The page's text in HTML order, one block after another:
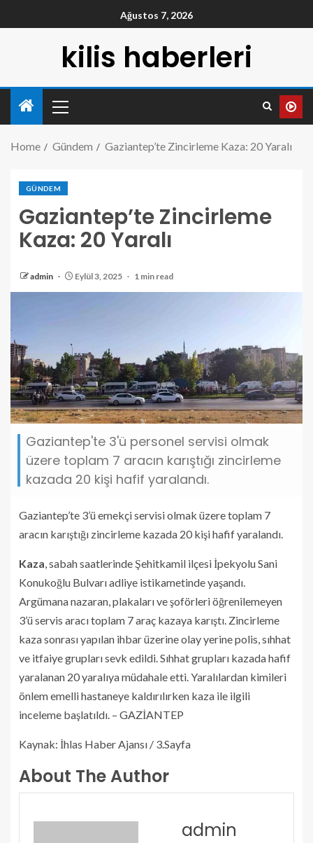
Ağustos 7, 2026
kilis haberleri
Home Gündem Gaziantep’te Zincirleme Kaza: 20 Yaralı
GÜNDEM
Gaziantep’te Zincirleme
Kaza: 20 Yaralı
admin Eylül 3, 2025 1 min read
Gaziantep'te 3'ü personel servisi olmak
üzere toplam 7 aracın karıştığı zincirleme
kazada 20 kişi hafif yaralandı.
Gaziantep’te 3’ü emekçi servisi olmak üzere toplam 7
aracın karıştığı zincirleme kazada 20 kişi hafif yaralandı.
Kaza, sabah saatlerinde Şehitkamil ilçesi İpekyolu Sani
Konukoğlu Bulvarı adliye istikametinde yaşandı.
Argümana nazaran, plakaları ve şoförleri öğrenilemeyen
3’ü servis aracı toplam 7 araç kazaya karıştı. Zincirleme
kaza sonrası yapılan ihbar üzerine olay yerine polis, sıhhat
ve itfaiye grupları sevk edildi. Sıhhat grupları kazada hafif
yaralanan 20 yaralıya müdahale etti. Yaralılardan kimileri
önlem emelli hastaneye kaldırılırken kaza ile ilgili
inceleme başlatıldı. – GAZİANTEP
Kaynak: İhlas Haber Ajansı / 3.Sayfa
About The Author
admin